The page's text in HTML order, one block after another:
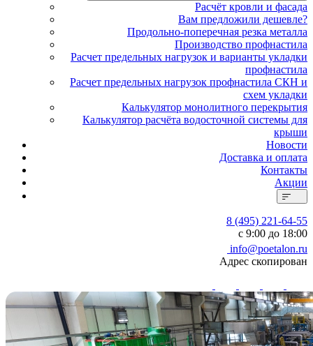
Расчёт кровли и фасада
Вам предложили дешевле?
Продольно-поперечная резка металла
Производство профнастила
Расчет предельных нагрузок и варианты укладки
профнастила
Расчет предельных нагрузок профнастила СКН и
схем укладки
Калькулятор монолитного перекрытия
Калькулятор расчёта водосточной системы для
крыши
Новости
Доставка и оплата
Контакты
Акции
8 (495) 221-64-55
с 9:00 до 18:00
info@poetalon.ru
Адрес скопирован